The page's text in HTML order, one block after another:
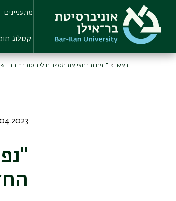
main
content
מתעניינים
קטלוג
ראשי "נפחית בחצי את מספר חולי הסוכרת
23.04.2023 | א